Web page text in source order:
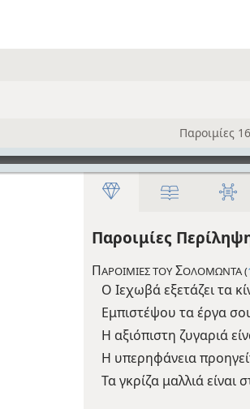
Παροιμίες
Παροιμίες
ΠΑΡΟΙΜΙΕΣ ΤΟΥΣΟΛΟΜΩΝΤΑ (
Ο Ιεχωβά εξετάζει τα
Εμπιστέψου τα έργα
Η αξιόπιστη ζυγαριά
Η υπερηφάνεια
Τα γκρίζα μαλλιά είναι